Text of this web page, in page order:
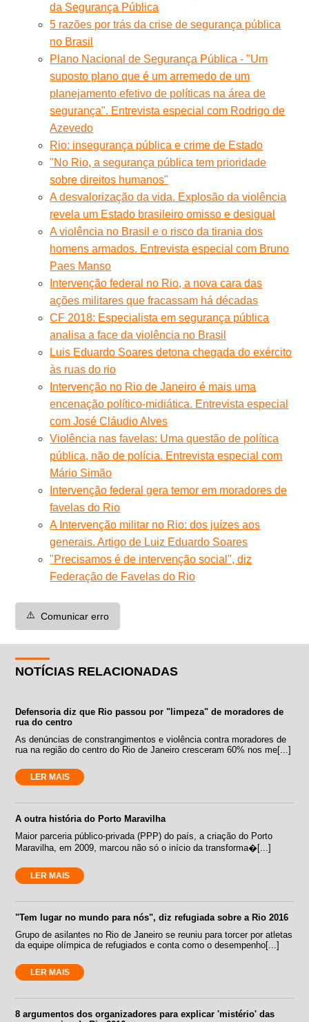
da Segurança Pública
5 razões por trás da crise de segurança pública
no Brasil
Plano Nacional de Segurança Pública - "Um
suposto plano que é um arremedo de um
planejamento efetivo de políticas na área de
segurança". Entrevista especial com Rodrigo de
Azevedo
Rio: insegurança pública e crime de Estado
"No Rio, a segurança pública tem prioridade
sobre direitos humanos"
A desvalorização da vida. Explosão da violência
revela um Estado brasileiro omisso e desigual
A violência no Brasil e o risco da tirania dos
homens armados. Entrevista especial com Bruno
Paes Manso
Intervenção federal no Rio, a nova cara das
ações militares que fracassam há décadas
CF 2018: Especialista em segurança pública
analisa a face da violência no Brasil
Luis Eduardo Soares detona chegada do exército
às ruas do rio
Intervenção no Rio de Janeiro é mais uma
encenação político-midiática. Entrevista especial
com José Cláudio Alves
Violência nas favelas: Uma questão de política
pública, não de polícia. Entrevista especial com
Mário Simão
Intervenção federal gera temor em moradores de
favelas do Rio
A Intervenção militar no Rio: dos juízes aos
generais. Artigo de Luiz Eduardo Soares
"Precisamos é de intervenção social", diz
Federação de Favelas do Rio
⚠️ Comunicar erro
NOTÍCIAS RELACIONADAS
Defensoria diz que Rio passou por "limpeza" de moradores de
rua do centro
As denúncias de constrangimentos e violência contra moradores de
rua na região do centro do Rio de Janeiro cresceram 60% nos me[...]
LER MAIS
A outra história do Porto Maravilha
Maior parceria público-privada (PPP) do país, a criação do Porto
Maravilha, em 2009, marcou não só o início da transforma�[...]
LER MAIS
"Tem lugar no mundo para nós", diz refugiada sobre a Rio 2016
Grupo de asilantes no Rio de Janeiro se reuniu para torcer por atletas
da equipe olímpica de refugiados e conta como o desempenho[...]
LER MAIS
8 argumentos dos organizadores para explicar 'mistério' das